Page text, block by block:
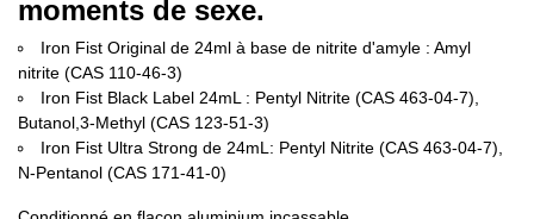
moments de sexe.
Iron Fist Original de 24ml à base de nitrite d'amyle : Amyl
nitrite (CAS 110-46-3)
Iron Fist Black Label 24mL : Pentyl Nitrite (CAS 463-04-7),
Butanol,3-Methyl (CAS 123-51-3)
Iron Fist Ultra Strong de 24mL: Pentyl Nitrite (CAS 463-04-7),
N-Pentanol (CAS 171-41-0)